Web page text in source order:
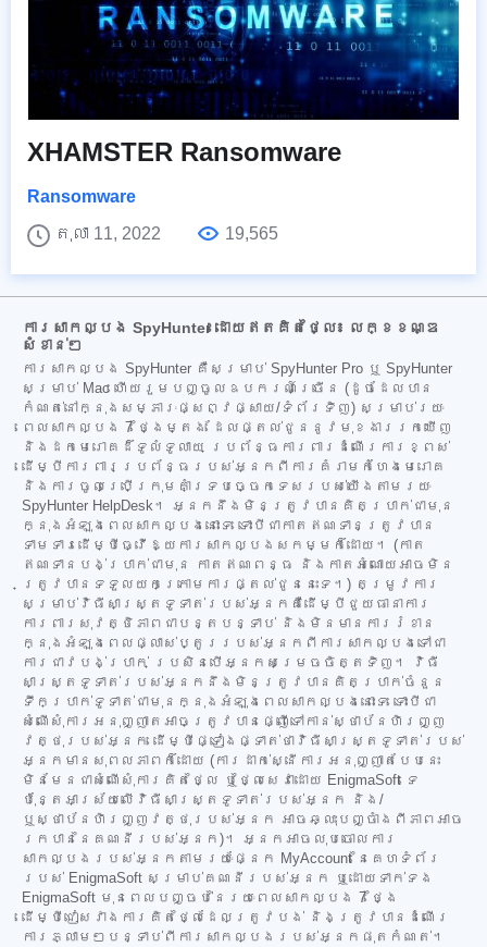
XHAMSTER Ransomware
Ransomware
តុលា 11, 2022
19,565
ការសាកល្បង SpyHunter ដោយឥតគិតថ្លៃ៖ លក្ខខណ្ឌ
សំខាន់ៗ
ការសាកល្បង SpyHunter គឺសម្រាប់ SpyHunter Pro ឬ SpyHunter
សម្រាប់ Mac ហើយរួមបញ្ចូលឧបករណ៍ច្រើន (ដូចដែលបាន
កំណត់នៅក្នុងសម្ភារៈផ្សព្វផ្សាយ/ទំព័រទិញ) សម្រាប់រយៈ
ពេលសាកល្បង 7 ថ្ងៃម្តង ដែលផ្តល់ជូននូវមុខងាររកឃើញ
និងដកមេរោគដ៏ទូលំទូលាយ ប្រព័ន្ធការពារដំណើរការខ្ពស់
ដើម្បីការពារប្រព័ន្ធរបស់អ្នកពីការគំរាមកំហែងមេរោគ
និងការចូលប្រើក្រុមគាំទ្របច្ចេកទេសរបស់យើងតាមរយៈ
SpyHunter HelpDesk។ អ្នកនឹងមិនត្រូវបានគិតប្រាក់ជាមុន
ក្នុងអំឡុងពេលសាកល្បងនោះទេ ទោះបីជាកាតឥណទានត្រូវបាន
ទាមទារដើម្បីធ្វើឱ្យការសាកល្បងសកម្មក៏ដោយ។ (កាត
ឥណទានបង់ប្រាក់ជាមុន កាតឥណពន្ធ និងកាតអំណោយអាចមិន
ត្រូវបានទទួលយកក្រោមការផ្តល់ជូននេះទេ។) តម្រូវការ
សម្រាប់វិធីសាស្ត្រទូទាត់របស់អ្នកគឺដើម្បីជួយធានាការ
ការពារសុវត្ថិភាពជាបន្តបន្ទាប់ និងមិនមានការរំខាន
ក្នុងអំឡុងពេលផ្លាស់ប្តូររបស់អ្នកពីការសាកល្បងទៅជា
ការជាវបង់ប្រាក់ ប្រសិនបើអ្នកសម្រេចចិត្តទិញ។ វិធី
សាស្ត្រទូទាត់របស់អ្នកនឹងមិនត្រូវបានគិតប្រាក់ចំនួន
ទឹកប្រាក់ទូទាត់ជាមុនក្នុងអំឡុងពេលសាកល្បងនោះទេ ទោះបីជា
សំណើសុំការអនុញ្ញាតអាចត្រូវបានផ្ញើទៅកាន់ស្ថាប័នហិរញ្ញ
វត្ថុរបស់អ្នក ដើម្បីផ្ទៀងផ្ទាត់ថាវិធីសាស្ត្រទូទាត់របស់
អ្នកមានសុពលភាពក៏ដោយ (ការដាក់ស្នើការអនុញ្ញាតបែបនេះ
មិនមែនជាសំណើសុំការគិតថ្លៃ ឬថ្លៃសេវាដោយ EnigmaSoft ទេ
ប៉ុន្តែអាស្រ័យលើវិធីសាស្ត្រទូទាត់របស់អ្នក និង/
ឬស្ថាប័នហិរញ្ញវត្ថុរបស់អ្នក អាចឆ្លុះបញ្ចាំងពីភាពអាច
រកបាននៃគណនីរបស់អ្នក)។ អ្នកអាចលុបចោលការ
សាកល្បងរបស់អ្នកតាមរយៈផ្នែក MyAccount នៃគេហទំព័រ
របស់ EnigmaSoft សម្រាប់គណនីរបស់អ្នក ឬដោយទាក់ទង
EnigmaSoft មុនពេលបញ្ចប់នៃរយៈពេលសាកល្បង 7 ថ្ងៃ
ដើម្បីជៀសវាងការគិតថ្លៃដែលត្រូវបង់ និងត្រូវបានដំណើរ
ការភ្លាមៗបន្ទាប់ពីការសាកល្បងរបស់អ្នកផុតកំណត់។